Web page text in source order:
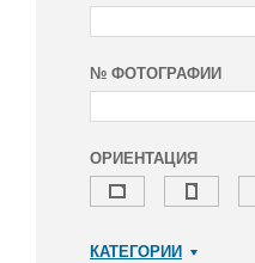
№ ФОТОГРАФИИ
ОРИЕНТАЦИЯ
КАТЕГОРИИ